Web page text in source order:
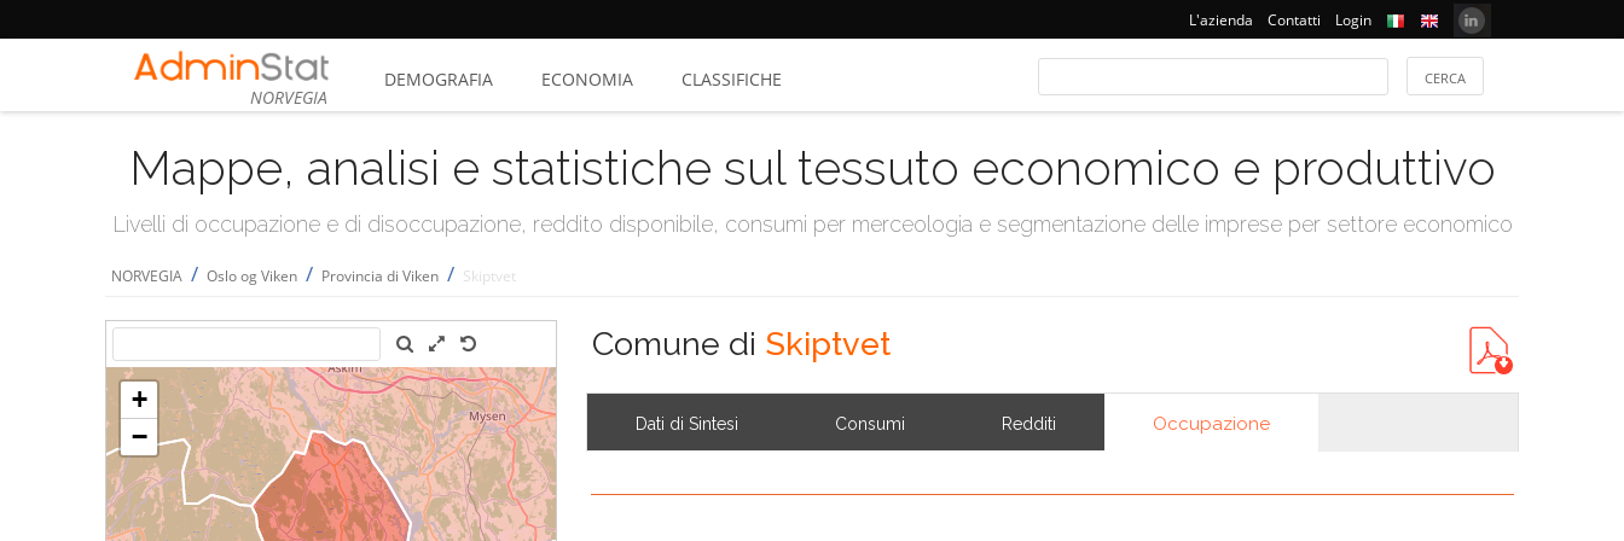
L'azienda Contatti Login
NORVEGIA
DEMOGRAFIA ECONOMIA CLASSIFICHE
Mappe, analisi e statistiche sul tessuto economico e produttivo
Livelli di occupazione e di disoccupazione, reddito disponibile, consumi per merceologia e segmentazione delle imprese per settore economico
NORVEGIA / Oslo og Viken / Provincia di Viken / Skiptvet
Comune di Skiptvet
Dati di Sintesi Consumi Redditi Occupazione